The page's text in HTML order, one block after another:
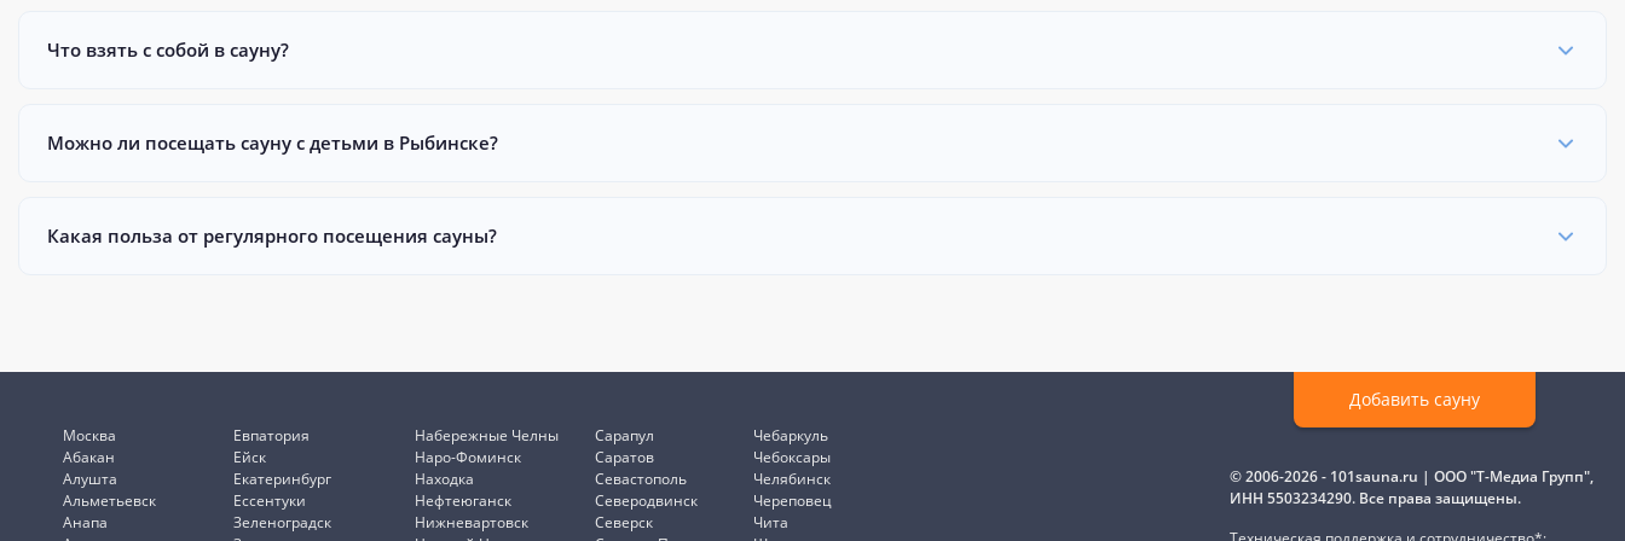
Что взять с собой в сауну?
Можно ли посещать сауну с детьми в Рыбинске?
Какая польза от регулярного посещения сауны?
Москва
Абакан
Алушта
Альметьевск
Анапа
Евпатория
Ейск
Екатеринбург
Ессентуки
Зеленоградск
Набережные Челны
Наро-Фоминск
Находка
Нефтеюганск
Нижневартовск
Сарапул
Саратов
Севастополь
Северодвинск
Северск
Чебаркуль
Чебоксары
Челябинск
Череповец
Чита
Добавить сауну
© 2006-2026 - 101sauna.ru | ООО "Т-Медиа Групп",
ИНН 5503234290. Все права защищены.